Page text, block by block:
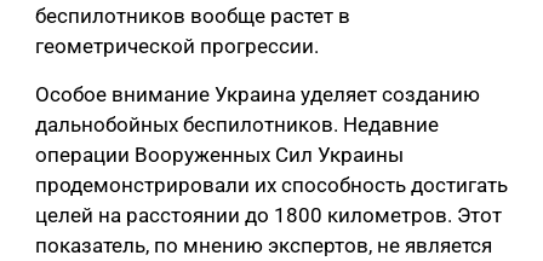
беспилотников вообще растет в
геометрической прогрессии.
Особое внимание Украина уделяет созданию
дальнобойных беспилотников. Недавние
операции Вооруженных Сил Украины
продемонстрировали их способность достигать
целей на расстоянии до 1800 километров. Этот
показатель, по мнению экспертов, не является